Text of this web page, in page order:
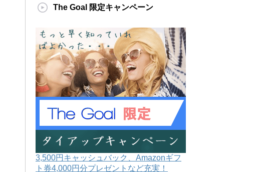
The Goal 限定キャンペーン
3,500円キャッシュバック、Amazonギフ
ト券4,000円分プレゼントなど充実！